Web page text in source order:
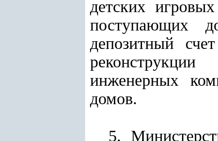
детских
поступающих
депозитный
инженерных
домов.
5.